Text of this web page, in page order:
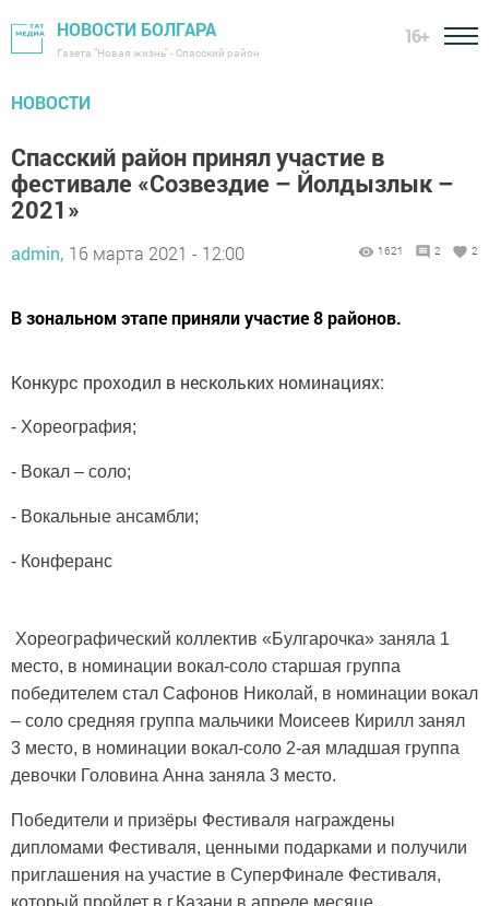
НОВОСТИ БОЛГАРА
Газета "Новая жизнь" - Спасский район
16+
НОВОСТИ
Спасский район принял участие в
фестивале «Созвездие – Йолдызлык –
2021»
admin, 16 марта 2021 - 12:00 1621 2 2
В зональном этапе приняли участие 8 районов.
Конкурс проходил в нескольких номинациях:
- Хореография;
- Вокал – соло;
- Вокальные ансамбли;
- Конферанс
Хореографический коллектив «Булгарочка» заняла 1
место, в номинации вокал-соло старшая группа
победителем стал Сафонов Николай, в номинации вокал
– соло средняя группа мальчики Моисеев Кирилл занял
3 место, в номинации вокал-соло 2-ая младшая группа
девочки Головина Анна заняла 3 место.
Победители и призёры Фестиваля награждены
дипломами Фестиваля, ценными подарками и получили
приглашения на участие в СуперФинале Фестиваля,
который пройдет в г.Казани в апреле месяце.